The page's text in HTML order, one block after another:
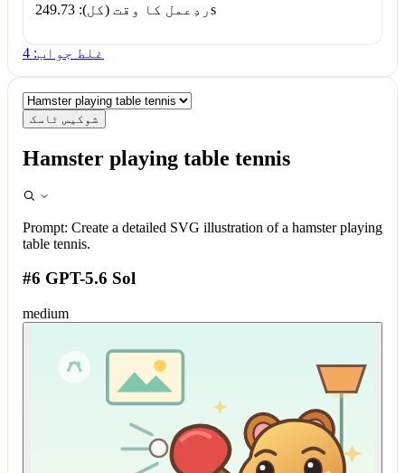
ردِعمل کا وقت (کل): 249.73s
غلط جواب: 4
شوکیس ٹاسک
Hamster playing table tennis
Prompt: Create a detailed SVG illustration of a hamster playing
table tennis.
#6 GPT-5.6 Sol
medium